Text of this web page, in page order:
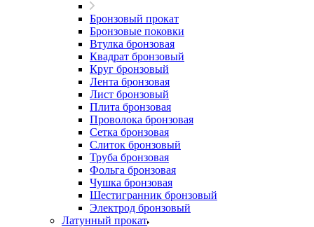
Бронзовый прокат
Бронзовые поковки
Втулка бронзовая
Квадрат бронзовый
Круг бронзовый
Лента бронзовая
Лист бронзовый
Плита бронзовая
Проволока бронзовая
Сетка бронзовая
Слиток бронзовый
Труба бронзовая
Фольга бронзовая
Чушка бронзовая
Шестигранник бронзовый
Электрод бронзовый
Латунный прокат